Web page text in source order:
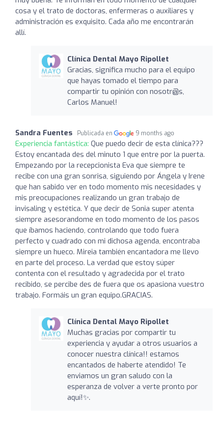
cosa y el trato de doctoras, enfermeras o auxiliares y
administración es exquisito. Cada año me encontrarán
allí.
Clínica Dental Mayo Ripollet
Gracias, significa mucho para el equipo
que hayas tomado el tiempo para
compartir tu opinión con nosotr@s,
Carlos Manuel!
Sandra Fuentes Publicada en 9 months ago
Experiencia fantástica: Que puedo decir de esta clínica???
Estoy encantada des del minuto 1 que entre por la puerta.
Empezando por la recepcionista Eva que siempre te
recibe con una gran sonrisa, siguiendo por Ángela y Irene
que han sabido ver en todo momento mis necesidades y
mis preocupaciones realizando un gran trabajo de
invisaling y estética. Y que decir de Sonia super atenta
siempre asesorandome en todo momento de los pasos
que íbamos haciendo, controlando que todo fuera
perfecto y cuadrado con mi dichosa agenda, encontraba
siempre un hueco. Mireia también encantadora me llevo
en parte del proceso. La verdad que estoy súper
contenta con el resultado y agradecida por el trato
recibido, se percibe des de fuera que os apasiona vuestro
trabajo. Formáis un gran equipo.GRACIAS.
Clínica Dental Mayo Ripollet
Muchas gracias por compartir tu
experiencia y ayudar a otros usuarios a
conocer nuestra clínica!! estamos
encantados de haberte atendido! Te
enviamos un gran saludo con la
esperanza de volver a verte pronto por
aquí!✨️.